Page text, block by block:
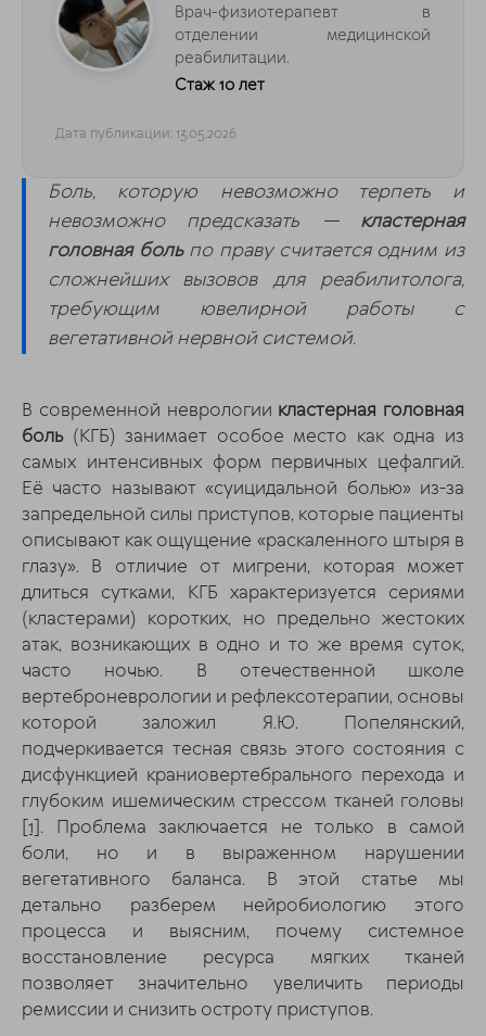
Врач-физиотерапевт в
отделении медицинской
реабилитации.
Стаж 10 лет
Дата публикации: 13.05.2026
Боль, которую невозможно терпеть и
невозможно предсказать — кластерная
головная больпо праву считается одним из
сложнейших вызовов для реабилитолога,
требующим ювелирной работы с
вегетативной нервной системой.
В современной неврологии кластерная головная
боль(КГБ) занимает особое место как одна из
самых интенсивных форм первичных цефалгий.
Её часто называют «суицидальной болью» из-за
запредельной силы приступов, которые пациенты
описывают как ощущение «раскаленного штыря в
глазу». В отличие от мигрени, которая может
длиться сутками, КГБ характеризуется сериями
(кластерами) коротких, но предельно жестоких
атак, возникающих в одно и то же время суток,
часто ночью. В отечественной школе
вертеброневрологии и рефлексотерапии, основы
которой заложил Я.Ю. Попелянский,
подчеркивается тесная связь этого состояния с
дисфункцией краниовертебрального перехода и
глубоким ишемическим стрессом тканей головы
[1]. Проблема заключается не только в самой
боли, но и в выраженном нарушении
вегетативного баланса. В этой статье мы
детально разберем нейробиологию этого
процесса и выясним, почему системное
восстановление ресурса мягких тканей
позволяет значительно увеличить периоды
ремиссии и снизить остроту приступов.